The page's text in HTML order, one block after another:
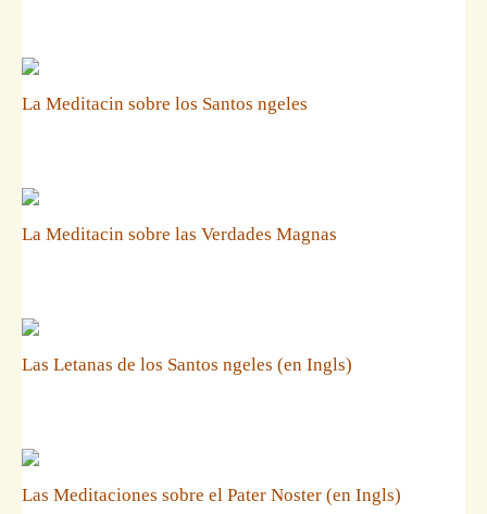
La Meditacin sobre los Santos ngeles
La Meditacin sobre las Verdades Magnas
Las Letanas de los Santos ngeles (en Ingls)
Las Meditaciones sobre el Pater Noster (en Ingls)